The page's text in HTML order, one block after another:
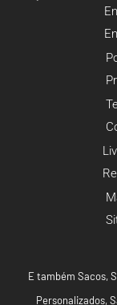
E também Sacos,
Personalizados,